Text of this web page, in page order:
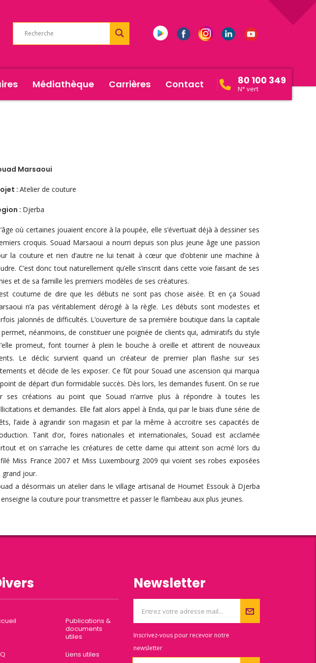
Médiathèque Carrières Contact 80 100 349
N° vert
Marsaoui
: Atelier de couture
: Djerba
où certaines jouaient encore à la poupée, elle s’évertuait déjà à dessiner ses
croquis. Souad Marsaoui a nourri depuis son plus jeune âge une passion
la couture et rien d’autre ne lui tenait à cœur que d’obtenir une machine à
C’est donc tout naturellement qu’elle s’inscrit dans cette voie faisant de ses
et de sa famille les premiers modèles de ses créatures.
coutume de dire que les débuts ne sont pas chose aisée. Et en ça Souad
n’a pas véritablement dérogé à la règle. Les débuts sont modestes et
jalonnés de difficultés. L’ouverture de sa première boutique dans la capitale
permet, néanmoins, de constituer une poignée de clients qui, admiratifs du style
promeut, font tourner à plein le bouche à oreille et attirent de nouveaux
Le déclic survient quand un créateur de premier plan flashe sur ses
et décide de les exposer. Ce fût pour Souad une ascension qui marqua
de départ d’un formidable succès. Dès lors, les demandes fusent. On se rue
ses créations au point que Souad n’arrive plus à répondre à toutes les
et demandes. Elle fait alors appel à Enda, qui par le biais d’une série de
l’aide à agrandir son magasin et par la même à accroitre ses capacités de
Tanit d’or, foires nationales et internationales, Souad est acclamée
et on s’arrache les créatures de cette dame qui atteint son acmé lors du
Miss France 2007 et Miss Luxembourg 2009 qui voient ses robes exposées
grand jour.
a désormais un atelier dans le village artisanal de Houmet Essouk à Djerba
la couture pour transmettre et passer le flambeau aux plus jeunes.
Publications &
documents
utiles
Liens utiles
Newsletter
Inscrivez-vous pour recevoir notre
newsletter